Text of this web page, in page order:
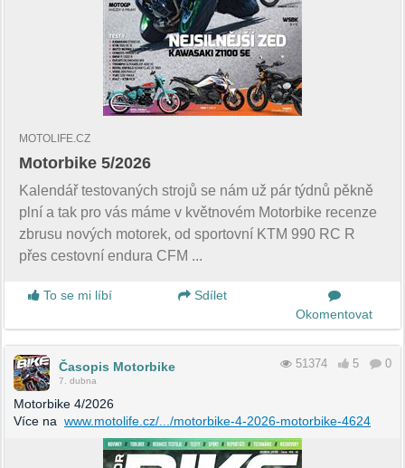
MOTOLIFE.CZ
Motorbike 5/2026
Kalendář testovaných strojů se nám už pár týdnů pěkně
plní a tak pro vás máme v květnovém Motorbike recenze
zbrusu nových motorek, od sportovní KTM 990 RC R
přes cestovní endura CFM ...
To se mi líbí
Sdílet
Okomentovat
Časopis Motorbike
7. dubna
51374 5 0
Motorbike 4/2026
Více na www.motolife.cz/.../motorbike-4-2026-motorbike-4624